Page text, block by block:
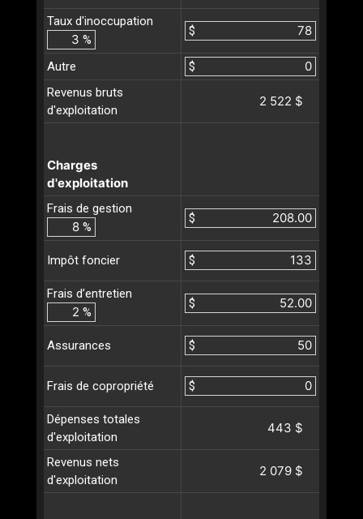
Taux d'inoccupation
%
$
Autre
$
Revenus bruts
d'exploitation
2 522 $
Charges
d'exploitation
Frais de gestion
%
$
Impôt foncier $
Frais d’entretien
%
$
Assurances $
Frais de copropriété $
Dépenses totales
d'exploitation
443 $
Revenus nets
d'exploitation
2 079 $